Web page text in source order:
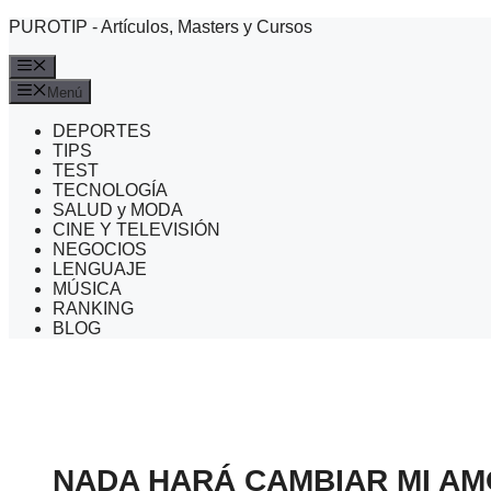
Saltar
contenido
PUROTIP - Artículos, Masters y Cursos
Menú
DEPORTES
TIPS
TEST
TECNOLOGÍA
SALUD y MODA
CINE Y TELEVISIÓN
NEGOCIOS
LENGUAJE
MÚSICA
RANKING
BLOG
NADA HARÁ CAMBIAR MI